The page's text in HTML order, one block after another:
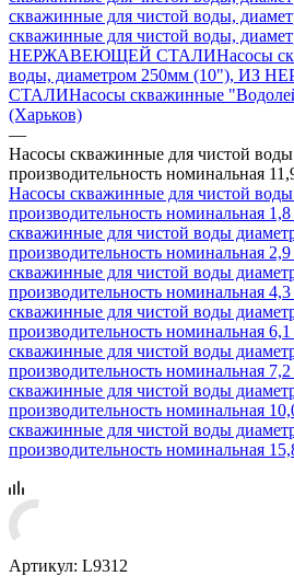
скважинные для чистой воды,
скважинные для чистой воды,
НЕРЖАВЕЮЩЕЙ СТАЛИНасосы
воды, диаметром 250мм (10"), ИЗ
СТАЛИНасосы скважинные
(Харьков)
—
Насосы скважинные для чистой
производительность номинальная
Насосы скважинные для чистой
производительность номинальная 1,8
скважинные для чистой воды
производительность номинальная 2,9
скважинные для чистой воды
производительность номинальная 4,3
скважинные для чистой воды
производительность номинальная 6,1
скважинные для чистой воды
производительность номинальная 7,2
скважинные для чистой воды
производительность номинальная
скважинные для чистой воды
производительность номинальная
Артикул: L9312